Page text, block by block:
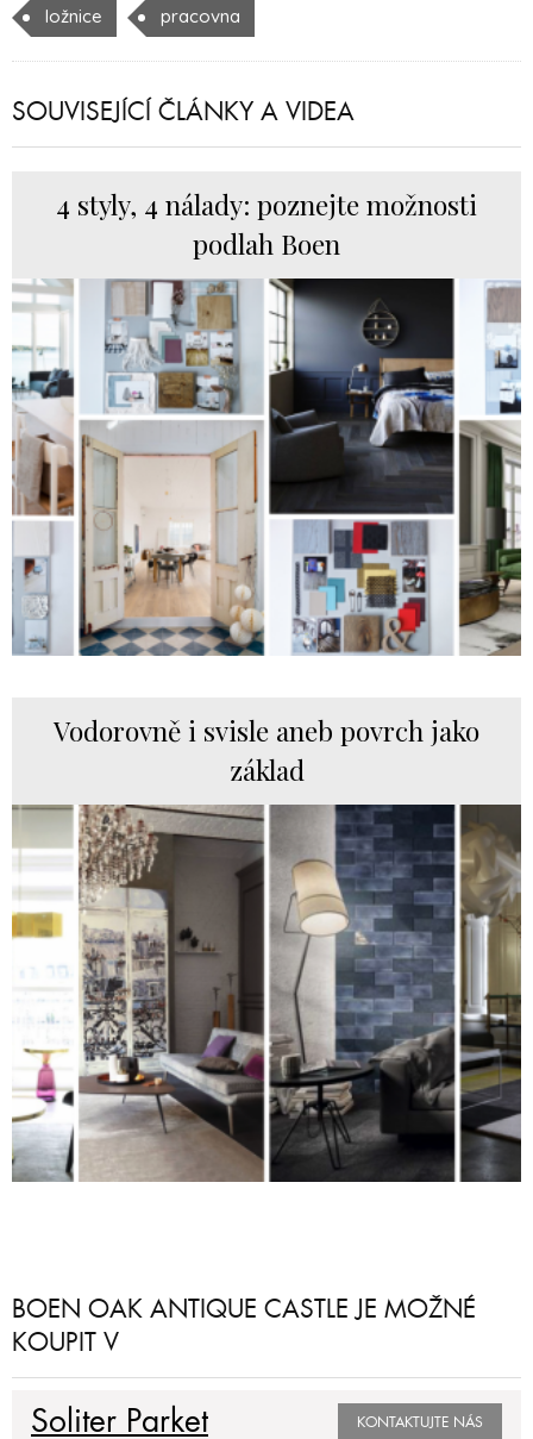
ložnice pracovna
SOUVISEJÍCÍ ČLÁNKY A VIDEA
4 styly, 4 nálady: poznejte možnosti
podlah Boen
Vodorovně i svisle aneb povrch jako
základ
BOEN OAK ANTIQUE CASTLE JE MOŽNÉ
KOUPIT V
Soliter Parket KONTAKTUJTE NÁS